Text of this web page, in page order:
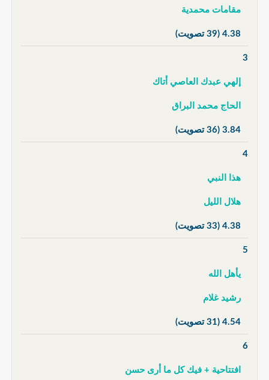
مقامات محمدية
4.38 (39 تصويت)
3
إلهي عبدك العاصي أتاك
الحاج محمد البراق
3.84 (36 تصويت)
4
هذا النبي
هلال الليل
4.38 (33 تصويت)
5
يأهل الله
رشيد غلام
4.54 (31 تصويت)
6
افتتاحية + فيك كل ما أرى حسن